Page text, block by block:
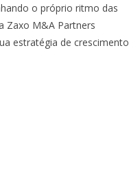
o próprio ritmo das
Zaxo M&A Partners
estratégia de crescimento